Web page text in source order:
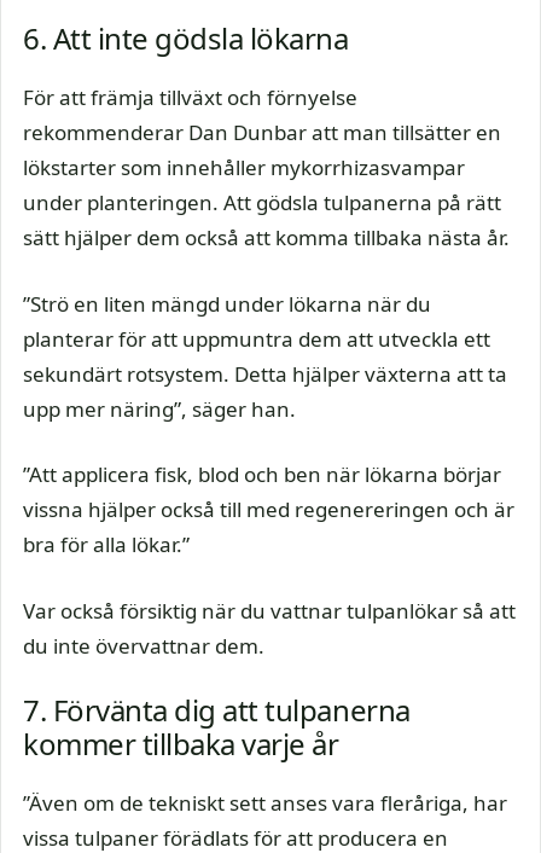
6. Att inte gödsla lökarna
För att främja tillväxt och förnyelse
rekommenderar Dan Dunbar att man tillsätter en
lökstarter som innehåller mykorrhizasvampar
under planteringen. Att gödsla tulpanerna på rätt
sätt hjälper dem också att komma tillbaka nästa år.
”Strö en liten mängd under lökarna när du
planterar för att uppmuntra dem att utveckla ett
sekundärt rotsystem. Detta hjälper växterna att ta
upp mer näring”, säger han.
”Att applicera fisk, blod och ben när lökarna börjar
vissna hjälper också till med regenereringen och är
bra för alla lökar.”
Var också försiktig när du vattnar tulpanlökar så att
du inte övervattnar dem.
7. Förvänta dig att tulpanerna
kommer tillbaka varje år
”Även om de tekniskt sett anses vara fleråriga, har
vissa tulpaner förädlats för att producera en